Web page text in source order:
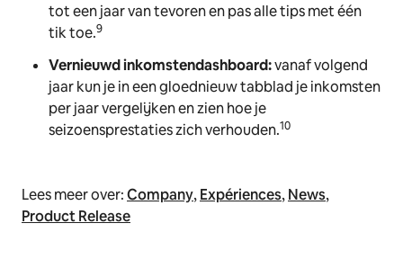
tot een jaar van tevoren en pas alle tips met één
tik toe.9
Vernieuwd inkomstendashboard:vanaf volgend
jaar kun je in een gloednieuw tabblad je inkomsten
per jaar vergelijken en zien hoe je
seizoensprestaties zich verhouden.10
Lees meer over:Company,Expériences,News,
Product Release